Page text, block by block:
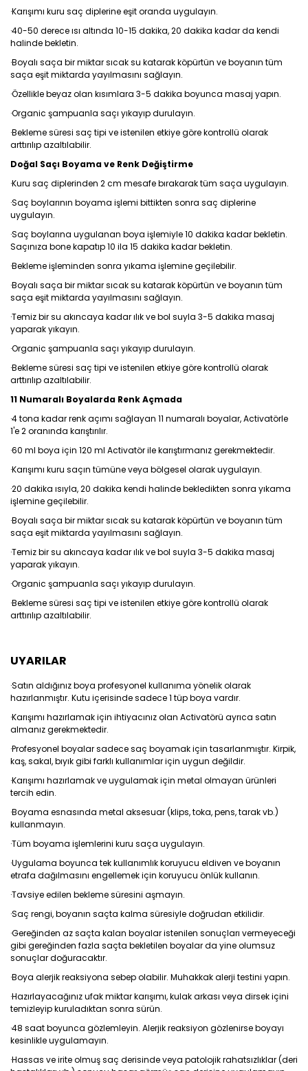
·Karışımı kuru saç diplerine eşit oranda uygulayın.
·40-50 derece ısı altında 10-15 dakika, 20 dakika kadar da kendi
halinde bekletin.
·Boyalı saça bir miktar sıcak su katarak köpürtün ve boyanın tüm
saça eşit miktarda yayılmasını sağlayın.
·Özellikle beyaz olan kısımlara 3-5 dakika boyunca masaj yapın.
·Organic şampuanla saçı yıkayıp durulayın.
·Bekleme süresi saç tipi ve istenilen etkiye göre kontrollü olarak
arttırılıp azaltılabilir.
Doğal Saçı Boyama ve Renk Değiştirme
·Kuru saç diplerinden 2 cm mesafe bırakarak tüm saça uygulayın.
·Saç boylarının boyama işlemi bittikten sonra saç diplerine
uygulayın.
·Saç boylarına uygulanan boya işlemiyle 10 dakika kadar bekletin.
Saçınıza bone kapatıp 10 ila 15 dakika kadar bekletin.
·Bekleme işleminden sonra yıkama işlemine geçilebilir.
·Boyalı saça bir miktar sıcak su katarak köpürtün ve boyanın tüm
saça eşit miktarda yayılmasını sağlayın.
·Temiz bir su akıncaya kadar ılık ve bol suyla 3-5 dakika masaj
yaparak yıkayın.
·Organic şampuanla saçı yıkayıp durulayın.
·Bekleme süresi saç tipi ve istenilen etkiye göre kontrollü olarak
arttırılıp azaltılabilir.
11 Numaralı Boyalarda Renk Açmada
·4 tona kadar renk açımı sağlayan 11 numaralı boyalar, Activatörle
1'e 2 oranında karıştırılır.
·60 ml boya için 120 ml Activatör ile karıştırmanız gerekmektedir.
·Karışımı kuru saçın tümüne veya bölgesel olarak uygulayın.
·20 dakika ısıyla, 20 dakika kendi halinde bekledikten sonra yıkama
işlemine geçilebilir.
·Boyalı saça bir miktar sıcak su katarak köpürtün ve boyanın tüm
saça eşit miktarda yayılmasını sağlayın.
·Temiz bir su akıncaya kadar ılık ve bol suyla 3-5 dakika masaj
yaparak yıkayın.
·Organic şampuanla saçı yıkayıp durulayın.
·Bekleme süresi saç tipi ve istenilen etkiye göre kontrollü olarak
arttırılıp azaltılabilir.
UYARILAR
·Satın aldığınız boya profesyonel kullanıma yönelik olarak
hazırlanmıştır. Kutu içerisinde sadece 1 tüp boya vardır.
·Karışımı hazırlamak için ihtiyacınız olan Activatörü ayrıca satın
almanız gerekmektedir.
·Profesyonel boyalar sadece saç boyamak için tasarlanmıştır. Kirpik,
kaş, sakal, bıyık gibi farklı kullanımlar için uygun değildir.
·Karışımı hazırlamak ve uygulamak için metal olmayan ürünleri
tercih edin.
·Boyama esnasında metal aksesuar (klips, toka, pens, tarak vb.)
kullanmayın.
·Tüm boyama işlemlerini kuru saça uygulayın.
·Uygulama boyunca tek kullanımlık koruyucu eldiven ve boyanın
etrafa dağılmasını engellemek için koruyucu önlük kullanın.
·Tavsiye edilen bekleme süresini aşmayın.
·Saç rengi, boyanın saçta kalma süresiyle doğrudan etkilidir.
·Gereğinden az saçta kalan boyalar istenilen sonuçları vermeyeceği
gibi gereğinden fazla saçta bekletilen boyalar da yine olumsuz
sonuçlar doğuracaktır.
·Boya alerjik reaksiyona sebep olabilir. Muhakkak alerji testini yapın.
·Hazırlayacağınız ufak miktar karışımı, kulak arkası veya dirsek içini
temizleyip kuruladıktan sonra sürün.
·48 saat boyunca gözlemleyin. Alerjik reaksiyon gözlenirse boyayı
kesinlikle uygulamayın.
·Hassas ve irite olmuş saç derisinde veya patolojik rahatsızlıklar (deri